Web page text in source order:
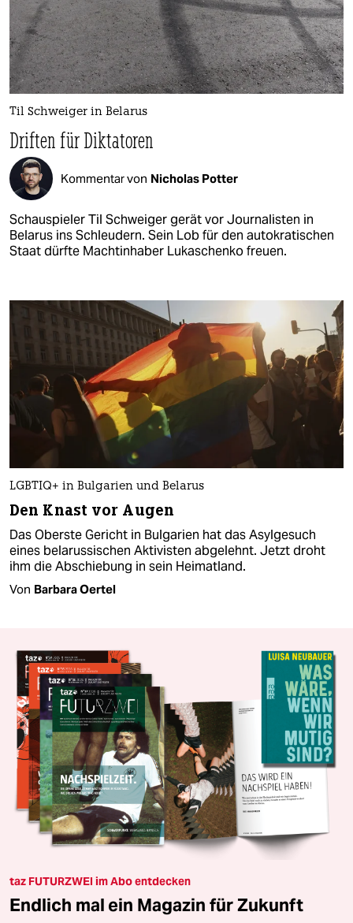
Til Schweiger in Belarus
Driften für Diktatoren
Kommentar von Nicholas Potter
Schauspieler Til Schweiger gerät vor Journalisten in
Belarus ins Schleudern. Sein Lob für den autokratischen
Staat dürfte Machtinhaber Lukaschenko freuen.
LGBTIQ+ in Bulgarien und Belarus
Den Knast vor Augen
Das Oberste Gericht in Bulgarien hat das Asylgesuch
eines belarussischen Aktivisten abgelehnt. Jetzt droht
ihm die Abschiebung in sein Heimatland.
Von Barbara Oertel
taz FUTURZWEI im Abo entdecken
Endlich mal ein Magazin für Zukunft